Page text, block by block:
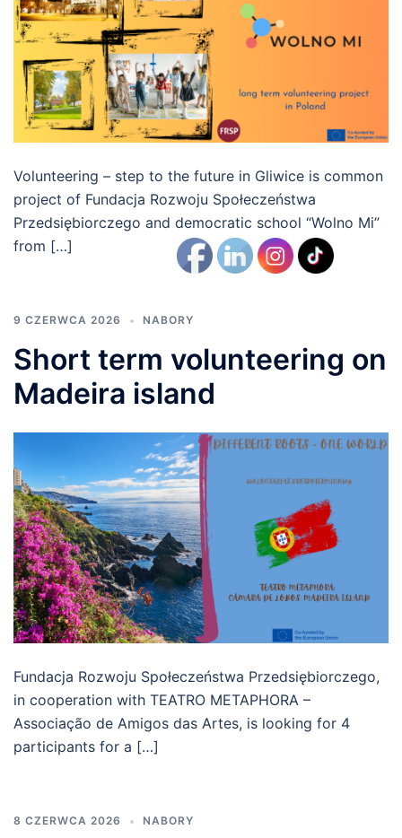
Volunteering – step to the future in Gliwice is common
project of Fundacja Rozwoju Społeczeństwa
Przedsiębiorczego and democratic school “Wolno Mi”
from […]
9 CZERWCA 2026 NABORY
Short term volunteering on
Madeira island
Fundacja Rozwoju Społeczeństwa Przedsiębiorczego,
in cooperation with TEATRO METAPHORA –
Associação de Amigos das Artes, is looking for 4
participants for a […]
8 CZERWCA 2026 NABORY